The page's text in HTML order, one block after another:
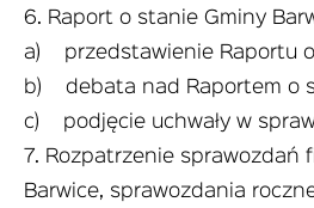
6. Raport o stanie Gminy
a) przedstawienie Raportu o
b) debata nad Raportem o
c) podjęcie uchwały w
7. Rozpatrzenie
Barwice, sprawozdania